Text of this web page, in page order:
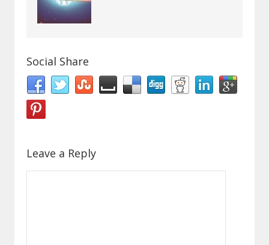
Social Share
Leave a Reply